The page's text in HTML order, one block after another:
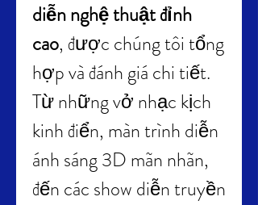
diễn nghệ thuật đỉnh
cao, được chúng tôi tổng
hợp và đánh giá chi tiết.
Từ những vở nhạc kịch
kinh điển, màn trình diễn
ánh sáng 3D mãn nhãn,
đến các show diễn truyền